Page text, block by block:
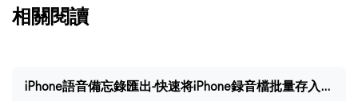
相關閱讀
iPhone語音備忘錄匯出-快速将iPhone録音檔批量存入電腦